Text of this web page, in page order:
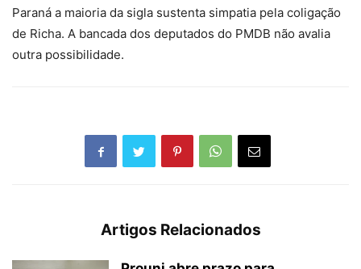
Paraná a maioria da sigla sustenta simpatia pela coligação
de Richa. A bancada dos deputados do PMDB não avalia
outra possibilidade.
Artigos Relacionados